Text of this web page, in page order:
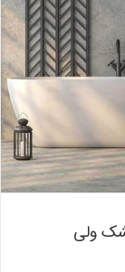
ولی